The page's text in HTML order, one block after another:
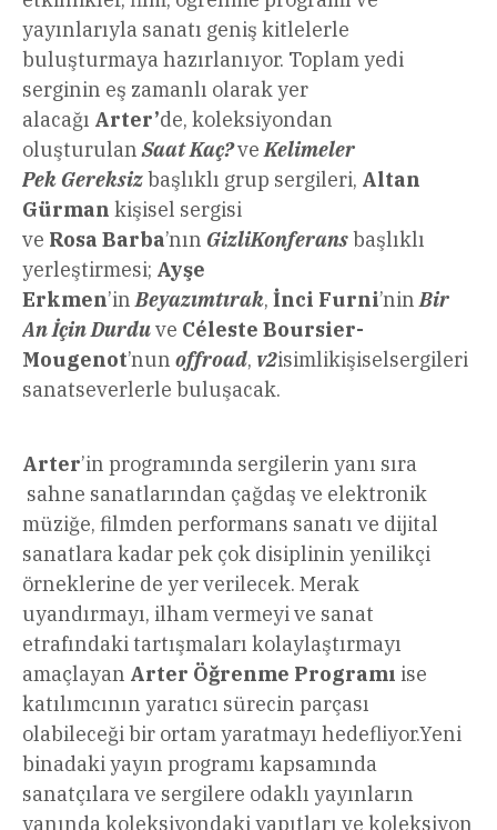
yayınlarıyla sanatı geniş kitlelerle
buluşturmaya hazırlanıyor. Toplam yedi
serginin eş zamanlı olarak yer
alacağı Arter’de, koleksiyondan
oluşturulanSaat Kaç?veKelimeler
PekGereksizbaşlıklı grup sergileri, Altan
Gürman kişisel sergisi
ve Rosa Barba’nın GizliKonferansbaşlıklı
yerleştirmesi; Ayşe
Erkmen’inBeyazımtırak, İnci Furni’ninBir
An İçin Durduve Céleste Boursier-
Mougenot’nun offroad, v2isimlikişiselsergileri
sanatseverlerle buluşacak.
Arter’in programında sergilerin yanı sıra
sahne sanatlarından çağdaş ve elektronik
müziğe, filmden performans sanatı ve dijital
sanatlara kadar pek çok disiplinin yenilikçi
örneklerine de yer verilecek. Merak
uyandırmayı, ilham vermeyi ve sanat
etrafındaki tartışmaları kolaylaştırmayı
amaçlayan Arter Öğrenme Programı ise
katılımcının yaratıcı sürecin parçası
olabileceği bir ortam yaratmayı hedefliyor.Yeni
binadaki yayın programı kapsamında
sanatçılara ve sergilere odaklı yayınların
yanında koleksiyondaki yapıtları ve koleksiyon